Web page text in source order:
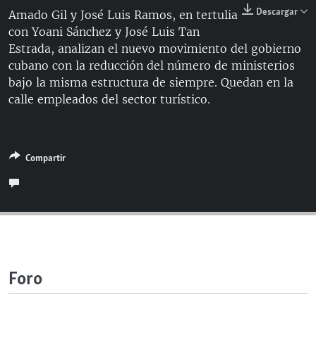
RADIO MARTÍ
ESPECIALES
ESPECIALES
LA REALIDAD DE LA VIVIENDA EN CUBA
LOS SANTOS DE HIALEAH
LA INVASIÓN DE RUSIA A UCRANIA
MULTIMEDIA
EDITORIALES
Descargar
Amado Gil y José Luis Ramos, en tertulia
con Yoani Sánchez y José Luis Tan
Estrada, analizan el nuevo movimiento del gobierno
cubano con la reducción del número de ministerios
bajo la misma estructura de siempre. Quedan en la
calle empleados del sector turístico.
Compartir
Foro